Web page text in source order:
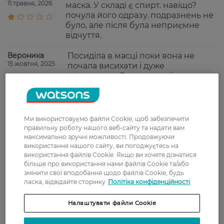
11 травня, 2026
маска. У складі є спирт. навіщо?
почула його одразу. подразнень не
було, але після була неприємне
відчуття.
Вероника
15 жовтня, 2025
Посиділа в масці поки вона не
почала висихати і дуже
задоволена. Залишає шкіру дуже
ніжною і мʼякою на дотик. Поки
наносила крем після маски аж
дивувалась, як так можна
помʼякшити шкіру за ~40 хв. Візьму
ще!
Олександра
6 вересня, 2023
Маска понравилась, рекомендую.
Показати ще
Ми використовуємо файли Cookie, щоб забезпечити
правильну роботу нашого веб-сайту та надати вам
максимально зручні можливості. Продовжуючи
використання нашого сайту, ви погоджуєтесь на
використання файлів Cookie. Якщо ви хочете дізнатися
більше про використання нами файлів Cookie та/або
змінити свої вподобання щодо файлів Cookie, будь
ласка, відвідайте сторінку Політіка конфіденційності
Налаштувати файли Cookie